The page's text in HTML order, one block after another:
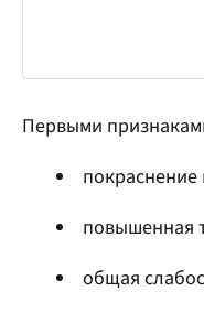
Первыми
покраснение
повышенная
общая